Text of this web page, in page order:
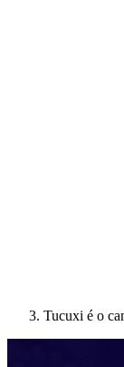
Tucuxi é o